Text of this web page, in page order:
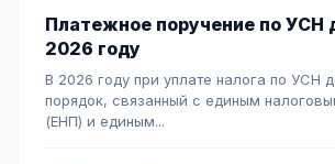
Платежное поручение по УСН
2026 году
В 2026 году при уплате налога по УСН
порядок, связанный с единым
(ЕНП) и единым...